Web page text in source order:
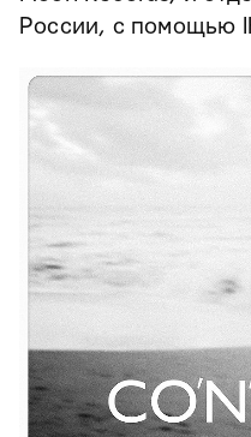
России, с помощью